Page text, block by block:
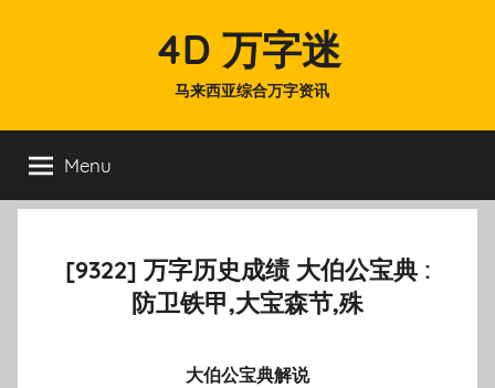
4D 万字迷
马来西亚综合万字资讯
Menu
[9322] 万字历史成绩 大伯公宝典 :
防卫铁甲,大宝森节,殊
大伯公宝典解说